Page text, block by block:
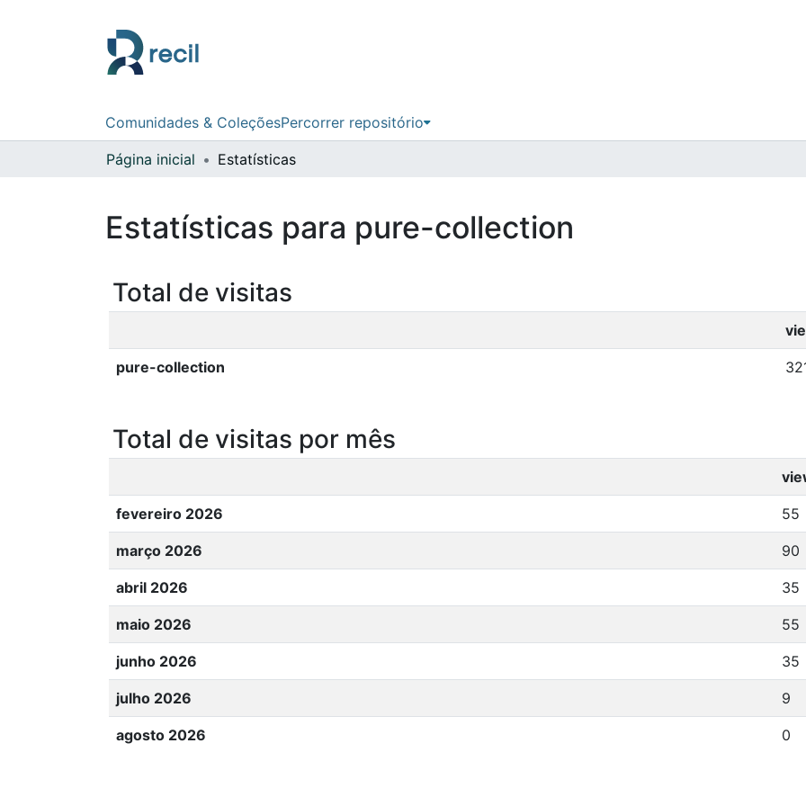
Comunidades & ColeçõesPercorrer repositório
Página inicial Estatísticas
Estatísticas para pure-collection
Total de visitas
pure-collection
Total de visitas por mês
fevereiro 2026 55
março 2026 90
abril 2026 35
maio 2026 55
junho 2026 35
julho 2026 9
agosto 2026 0